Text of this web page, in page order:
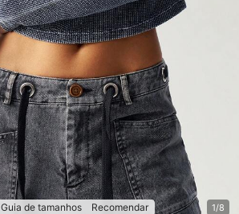
Guia de tamanhos Recomendar 1/8